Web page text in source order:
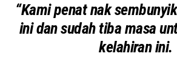
“Kami penat nak
ini dan sudah tiba masa
kelahiran ini.